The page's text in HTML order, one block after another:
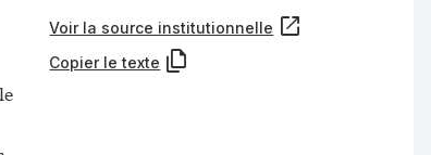
Voir la source institutionnelle
Copier le texte